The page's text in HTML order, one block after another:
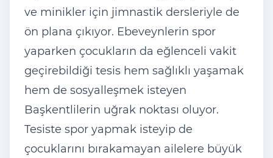
ve minikler için jimnastik dersleriyle de
ön plana çıkıyor. Ebeveynlerin spor
yaparken çocukların da eğlenceli vakit
geçirebildiği tesis hem sağlıklı yaşamak
hem de sosyalleşmek isteyen
Başkentlilerin uğrak noktası oluyor.
Tesiste spor yapmak isteyip de
çocuklarını bırakamayan ailelere büyük